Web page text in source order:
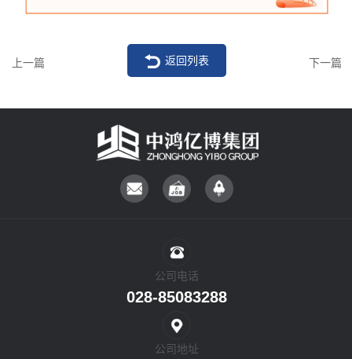
上一篇 下一篇
返回列表
公司电话
028-85083288
公司地址